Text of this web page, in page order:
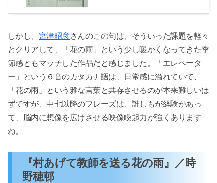
しかし、 宮津昭彦さんのこの句は、そういった課題を軽々
とクリアして、「花の雨」という少し暖かくなってきた季
節感ともマッチした作品だと感じました。「エレベータ
ー」という６音のカタカナ語は、日常感に溢れていて、
「花の雨」という雅な言葉と共存させるのが本来難しいは
ずですが、中七以降のフレーズは、誰しもが経験があっ
て、脳内に想像を広げさせる映像喚起力が強くあります
ね。
『村あげて教師を送る花の雨』／時
野穂邨